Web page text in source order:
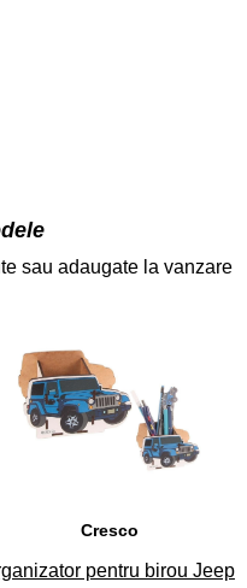
sau adaugate la vanzare
37
Cresco
pentru birou Jeep